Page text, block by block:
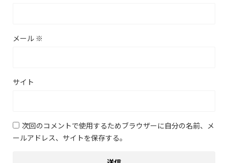
メール ※
サイト
次回のコメントで使用するためブラウザーに自分の名前、メ
ールアドレス、サイトを保存する。